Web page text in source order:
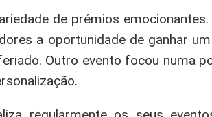
de prémios
a oportunidade de ganhar
Outro evento focou numa